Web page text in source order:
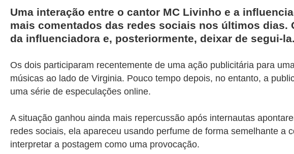
Uma interação entre o cantor MC Livinho e a
mais comentados das redes sociais nos últimos
da influenciadora e, posteriormente, deixar de segui-la.
Os dois participaram recentemente de uma ação publicitária para
músicas ao lado de Virginia. Pouco tempo depois, no entanto, a
uma série de especulações online.
A situação ganhou ainda mais repercussão após internautas
redes sociais, ela apareceu usando perfume de forma semelhante
interpretar a postagem como uma provocação.